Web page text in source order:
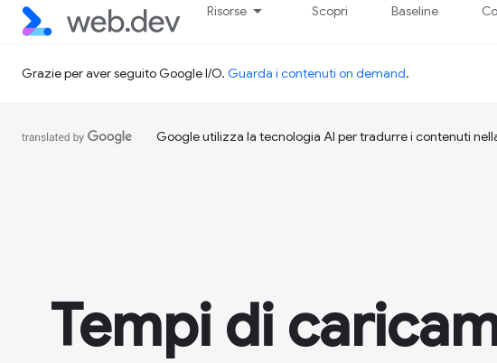
Risorse Scopri Baseline
Grazie per aver seguito Google I/O. Guarda i contenuti on demand.
Google utilizza la tecnologia AI per tradurre i contenuti
Tempi di